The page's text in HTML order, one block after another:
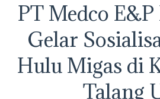
PT Medco
Gelar
Hulu Migas di
Talang